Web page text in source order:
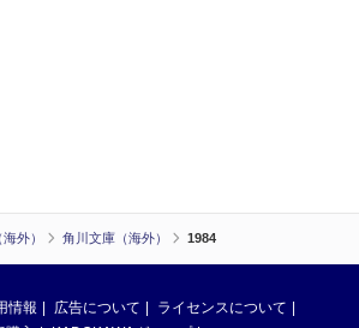
外） 角川文庫（海外） 1984
情報 広告について
ライセンスについて